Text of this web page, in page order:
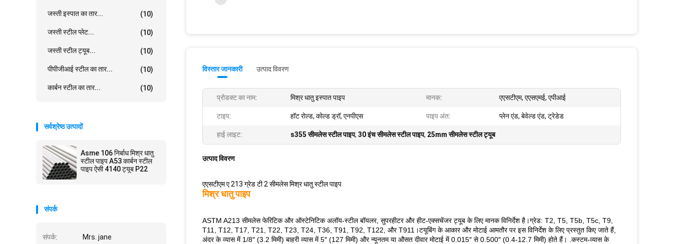
जस्ती इस्पात का तार... (10)
जस्ती स्टील प्लेट... (10)
जस्ती स्टील ट्यूब... (10)
पीपीजीआई स्टील का तार... (10)
कार्बन स्टील का तार... (10)
सर्वश्रेष्ठ उत्पादों
Asme 106 निर्बाध मिश्र धातु
स्टील पाइप A53 कार्बन स्टील
पाइप ऐसी 4140 ट्यूब P22
संपर्क
संपर्क: Mrs. jane
विस्तार जानकारी उत्पाद विवरण
प्रोडक्ट का नाम: मिश्र धातु इस्पात पाइप मानक: एएसटीएम, एएसएमई, एपीआई
टाइप: हॉट रोल्ड, कोल्ड ड्रॉ, एनपीएस पाइप अंत: प्लेन एंड, बेवेल्ड एंड, ट्रेडेड
हाई लाइट: s355 सीमलेस स्टील पाइप, 30 इंच सीमलेस स्टील पाइप, 25mm सीमलेस स्टील ट्यूब
उत्पाद विवरण
एएसटीएम ए 213 ग्रेड टी 2 सीमलेस मिश्र धातु स्टील पाइप
मिश्र धातु पाइप
ASTM A213 सीमलेस फेरिटिक और ऑस्टेनिटिक अलॉय-स्टील बॉयलर, सुपरहीटर और हीट-एक्सचेंजर ट्यूब के लिए मानक विनिर्देश है।ग्रेड: T2, T5, T5b, T5c, T9,
T11, T12, T17, T21, T22, T23, T24, T36, T91, T92, T122, और T911।टयूबिंग के आकार और मोटाई आमतौर पर इस विनिर्देश के लिए प्रस्तुत किए जाते हैं,
अंदर के व्यास में 1/8″ (3.2 मिमी) बाहरी व्यास में 5″ (127 मिमी) और न्यूनतम या औसत दीवार मोटाई में 0.015″ से 0.500″ (0.4-12.7 मिमी) होते हैं। .कस्टम-व्यास के